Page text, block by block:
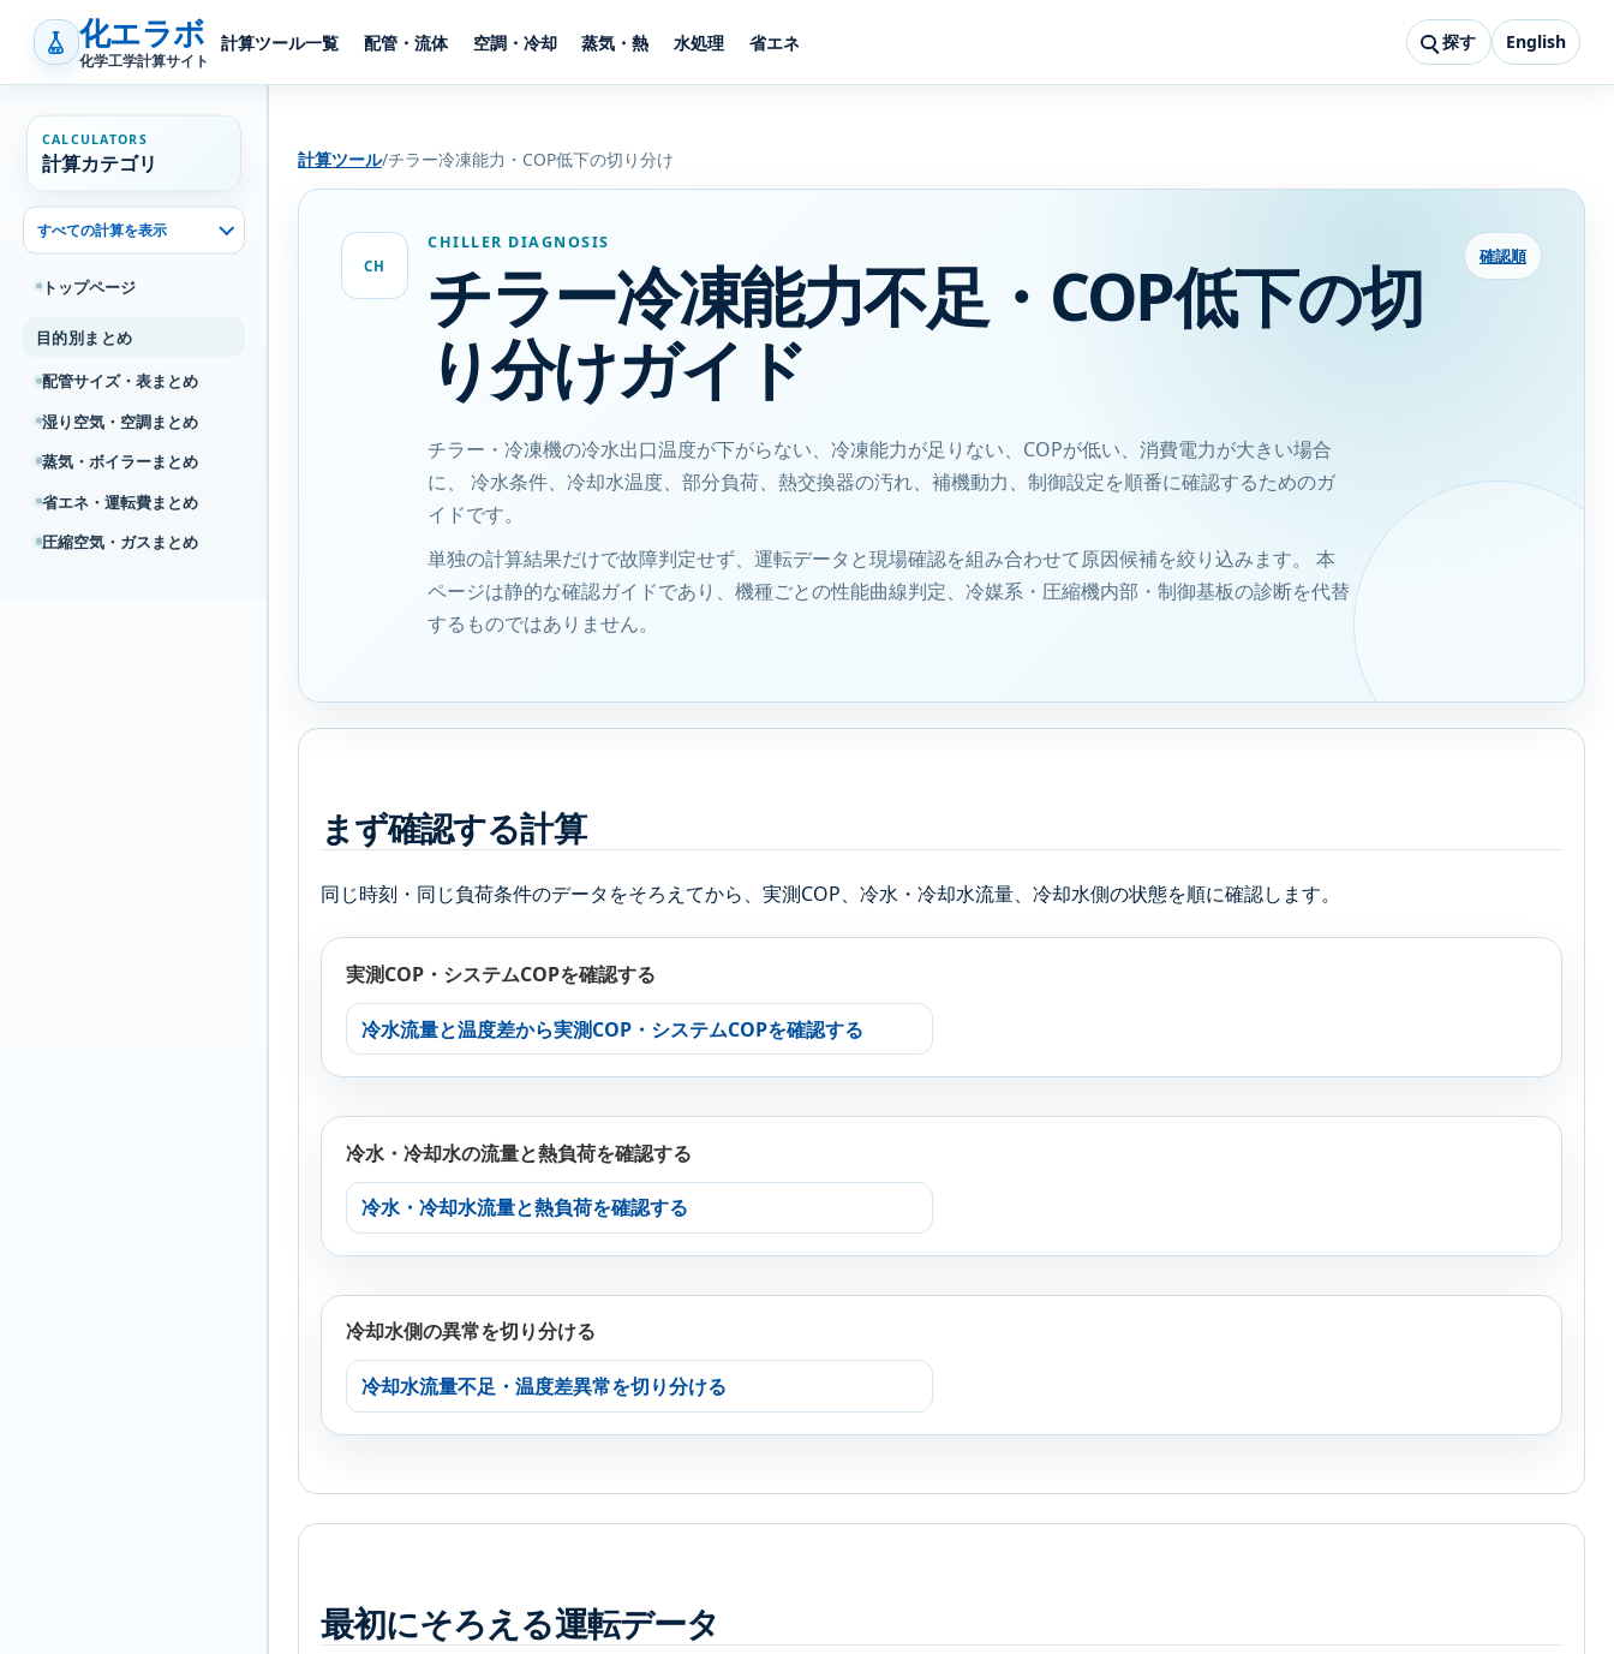
化エラボ
化学工学計算サイト
計算ツール一覧 配管・流体 空調・冷却 蒸気・熱 水処理 省エネ 探す English
CALCULATORS
計算カテゴリ
すべての計算を表示
トップページ
目的別まとめ
配管サイズ・表まとめ
湿り空気・空調まとめ
蒸気・ボイラーまとめ
省エネ・運転費まとめ
圧縮空気・ガスまとめ
計算ツール/チラー冷凍能力・COP低下の切り分け
CH
CHILLER DIAGNOSIS
チラー冷凍能力不足・COP低下の切
り分けガイド
チラー・冷凍機の冷水出口温度が下がらない、冷凍能力が足りない、COPが低い、消費電力が大きい場合
に、 冷水条件、冷却水温度、部分負荷、熱交換器の汚れ、補機動力、制御設定を順番に確認するためのガ
イドです。
単独の計算結果だけで故障判定せず、運転データと現場確認を組み合わせて原因候補を絞り込みます。 本
ページは静的な確認ガイドであり、機種ごとの性能曲線判定、冷媒系・圧縮機内部・制御基板の診断を代替
するものではありません。
確認順
まず確認する計算
同じ時刻・同じ負荷条件のデータをそろえてから、実測COP、冷水・冷却水流量、冷却水側の状態を順に確認します。
実測COP・システムCOPを確認する
冷水流量と温度差から実測COP・システムCOPを確認する
冷水・冷却水の流量と熱負荷を確認する
冷水・冷却水流量と熱負荷を確認する
冷却水側の異常を切り分ける
冷却水流量不足・温度差異常を切り分ける
最初にそろえる運転データ